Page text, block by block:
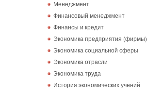
Менеджмент
Финансовый менеджмент
Финансы и кредит
Экономика предприятия (фирмы)
Экономика социальной сферы
Экономика отрасли
Экономика труда
История экономических учений